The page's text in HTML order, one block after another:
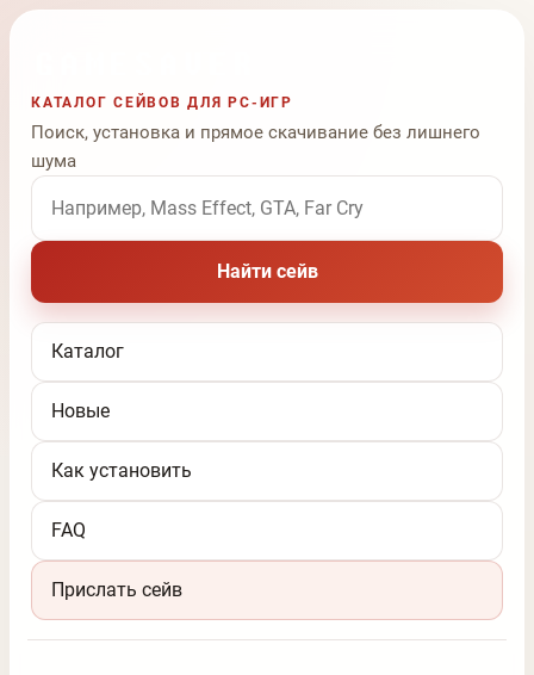
КАТАЛОГ СЕЙВОВ ДЛЯ PC-ИГР
Поиск, установка и прямое скачивание без лишнего
шума
Поиск по названию игры
Найти сейв
Каталог
Новые
Как установить
FAQ
Прислать сейв